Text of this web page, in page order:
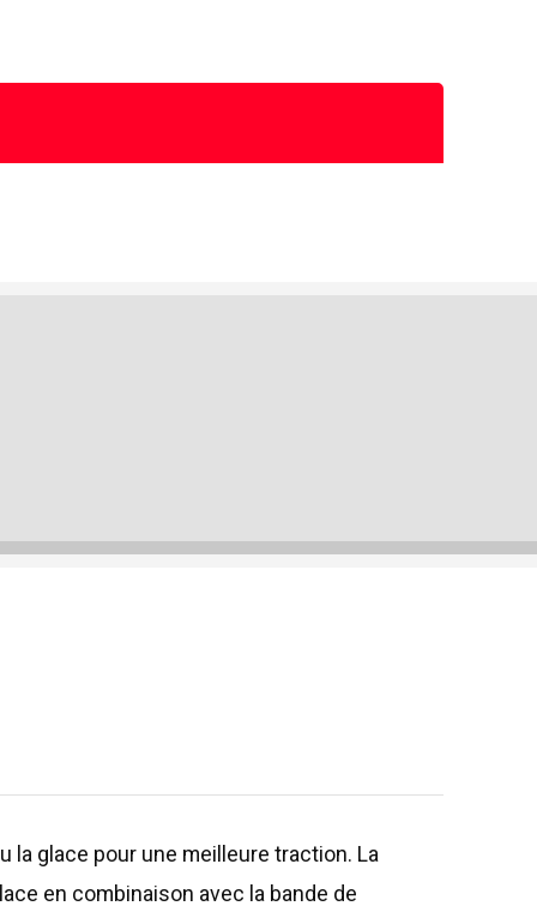
glace pour une meilleure traction. La
en combinaison avec la bande de